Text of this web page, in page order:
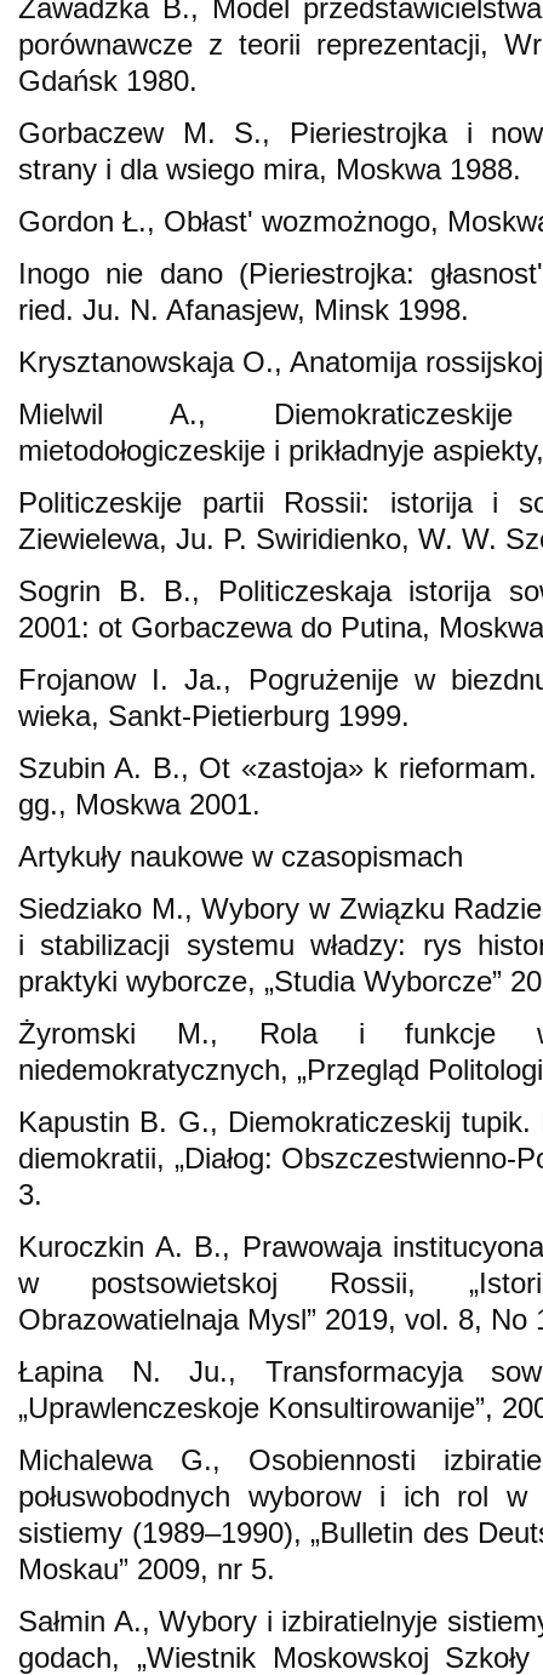
Zawadzka B., Model
porównawcze z teorii reprezentacji,
Gdańsk 1980.
Gorbaczew M. S., Pieriestrojka i
strany i dla wsiego mira, Moskwa 1988.
Gordon Ł., Obłastʹ wozmożnogo,
Inogo nie dano (Pieriestrojka:
ried. Ju. N. Afanasjew, Minsk 1998.
Krysztanowskaja O., Anatomija
Mielwil A.,
mietodołogiczeskije i prikładnyje
Politiczeskije partii Rossii: istorija i
Ziewielewa, Ju. P. Swiridienko, W. W.
Sogrin B. B., Politiczeskaja istorija
2001: ot Gorbaczewa do Putina,
Frojanow I. Ja., Pogrużenije w
wieka, Sankt-Pietierburg 1999.
Szubin A. B., Ot «zastoja» k
gg., Moskwa 2001.
Artykuły naukowe w czasopismach
Siedziako M., Wybory w Związku
i stabilizacji systemu władzy: rys
praktyki wyborcze, „Studia Wyborcze”
Żyromski M., Rola i funkcje
niedemokratycznych, „Przegląd
Kapustin B. G., Diemokraticzeskij
diemokratii, „Diałog: Obszczestwienno-
3.
Kuroczkin A. B., Prawowaja
w postsowietskoj Rossii,
Obrazowatielnaja Mysl” 2019, vol. 8, No
Łapina N. Ju., Transformacyja
„Uprawlenczeskoje Konsultirowanije”,
Michalewa G., Osobiennosti
połuswobodnych wyborow i ich rol w
sistiemy (1989–1990), „Bulletin des
Moskau” 2009, nr 5.
Sałmin A., Wybory i izbiratielnyje
godach, „Wiestnik Moskowskoj